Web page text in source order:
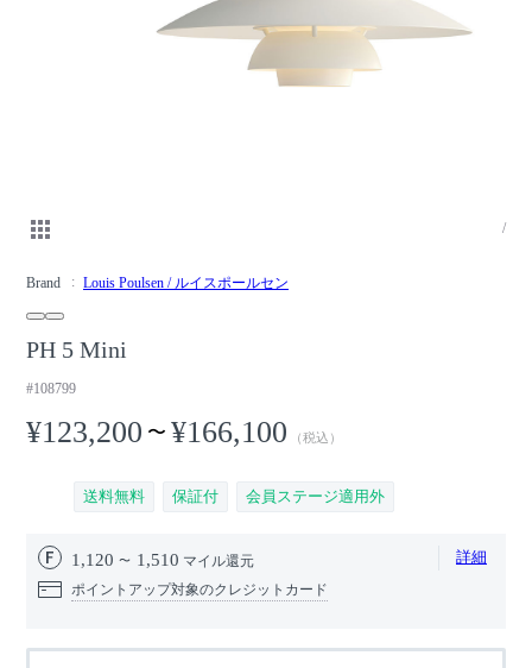
/
Brand Louis Poulsen / ルイスポールセン
PH 5 Mini
#108799
¥123,200 〜 ¥166,100 （税込）
送料無料 保証付 会員ステージ適用外
1,120 1,510 マイル還元 詳細
ポイントアップ対象のクレジットカード